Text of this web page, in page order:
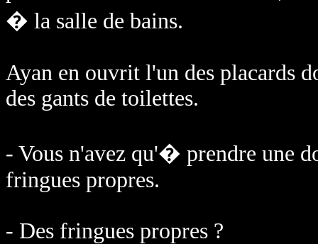
� la salle de bains.
Ayan en ouvrit l'un des placards
des gants de toilettes.
- Vous n'avez qu'� prendre une
fringues propres.
- Des fringues propres ?